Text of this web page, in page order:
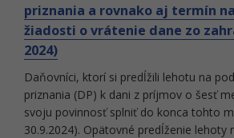
priznania a rovnako aj termín
žiadosti o vrátenie dane zo
2024)
Daňovníci, ktorí si predĺžili lehotu na
priznania (DP) k dani z príjmov o šesť
svoju povinnosť splniť do konca tohto
30.9.2024). Opätovné predĺženie lehoty